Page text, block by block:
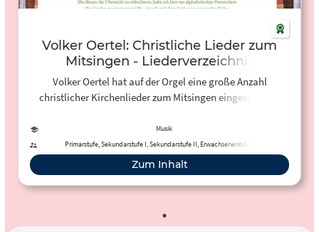
Volker Oertel: Christliche Lieder zum
Mitsingen - Liederverzeichnis
Volker Oertel hat auf der Orgel eine große Anzahl
christlicher Kirchenlieder zum Mitsingen eingespielt. In
eingespielten und auf YouTube veröffentlichten Lieder.
Musik
Primarstufe, Sekundarstufe I, Sekundarstufe II, Erwachsenenbildung
Zum Inhalt